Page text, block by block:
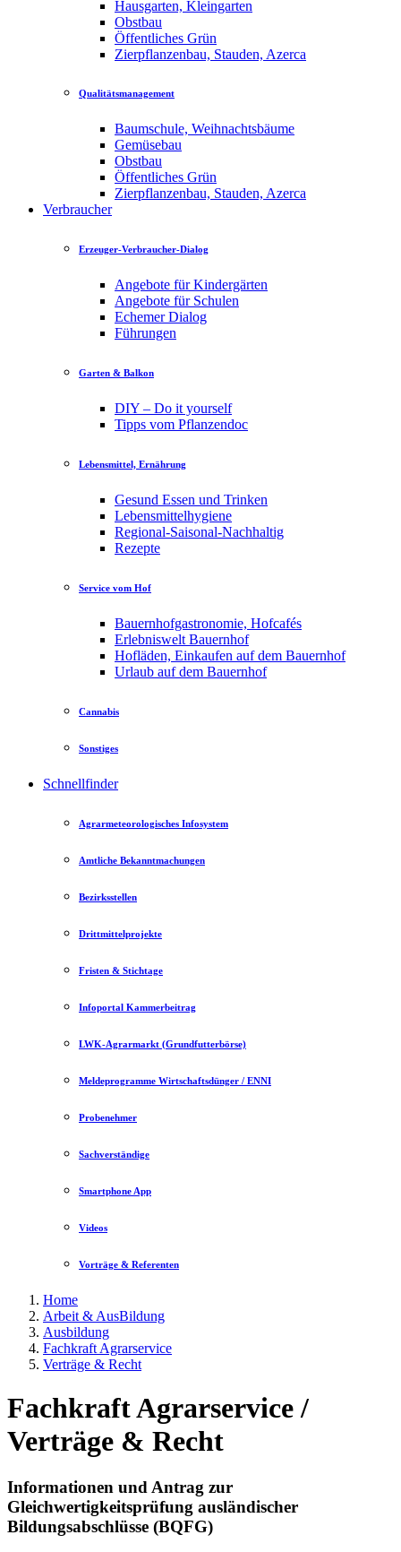
Hausgarten, Kleingarten
Obstbau
Öffentliches Grün
Zierpflanzenbau, Stauden, Azerca
Qualitätsmanagement
Baumschule, Weihnachtsbäume
Gemüsebau
Obstbau
Öffentliches Grün
Zierpflanzenbau, Stauden, Azerca
Verbraucher
Erzeuger-Verbraucher-Dialog
Angebote für Kindergärten
Angebote für Schulen
Echemer Dialog
Führungen
Garten & Balkon
DIY – Do it yourself
Tipps vom Pflanzendoc
Lebensmittel, Ernährung
Gesund Essen und Trinken
Lebensmittelhygiene
Regional-Saisonal-Nachhaltig
Rezepte
Service vom Hof
Bauernhofgastronomie, Hofcafés
Erlebniswelt Bauernhof
Hofläden, Einkaufen auf dem Bauernhof
Urlaub auf dem Bauernhof
Cannabis
Sonstiges
Schnellfinder
Agrarmeteorologisches Infosystem
Amtliche Bekanntmachungen
Bezirksstellen
Drittmittelprojekte
Fristen & Stichtage
Infoportal Kammerbeitrag
LWK-Agrarmarkt (Grundfutterbörse)
Meldeprogramme Wirtschaftsdünger / ENNI
Probenehmer
Sachverständige
Smartphone App
Videos
Vorträge & Referenten
Home
Arbeit & AusBildung
Ausbildung
Fachkraft Agrarservice
Verträge & Recht
Fachkraft Agrarservice /
Verträge & Recht
Informationen und Antrag zur
Gleichwertigkeitsprüfung ausländischer
Bildungsabschlüsse (BQFG)